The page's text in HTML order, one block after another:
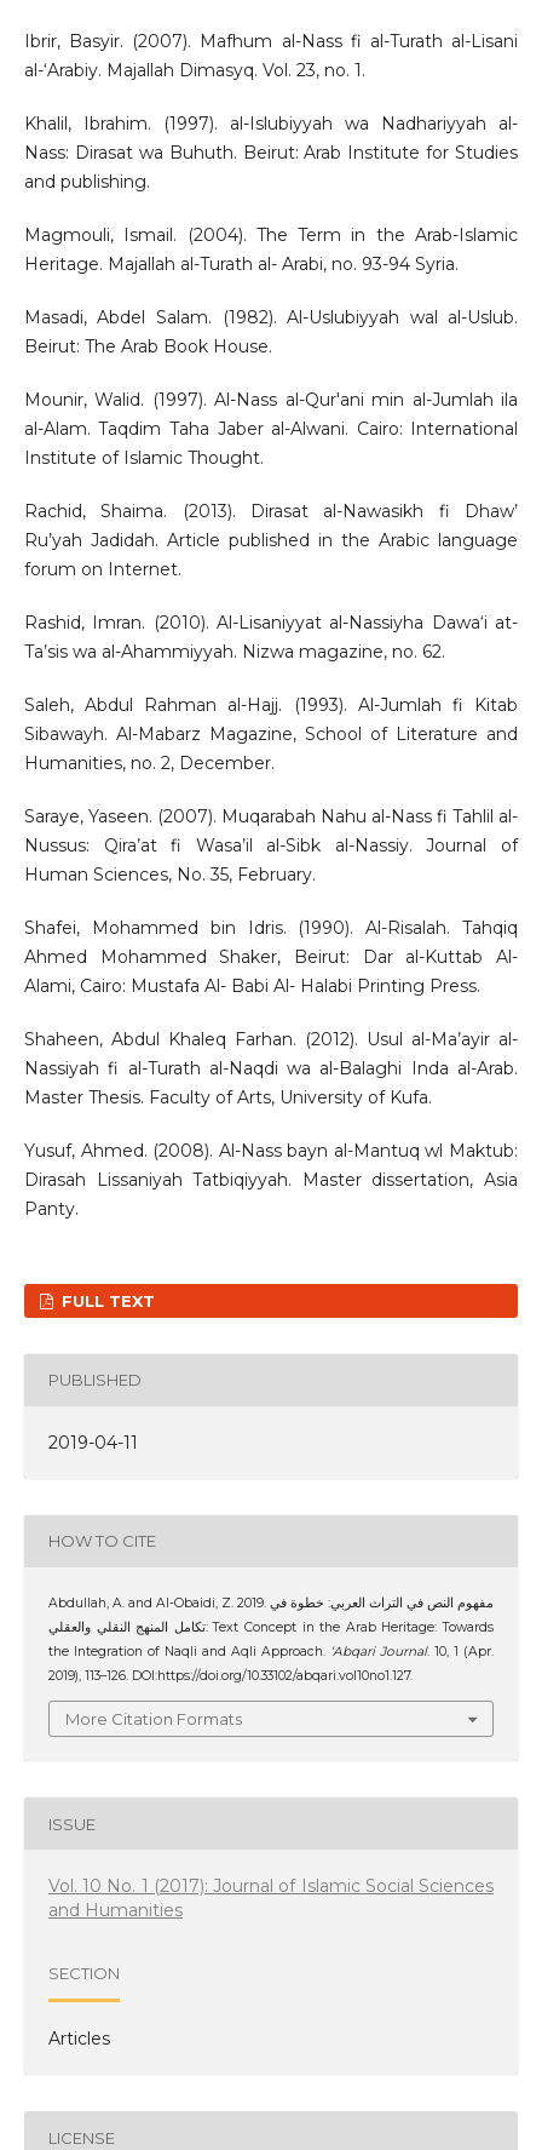
Ibrir, Basyir. (2007). Mafhum al-Nass fi al-Turath al-Lisani
al-‘Arabiy. Majallah Dimasyq. Vol. 23, no. 1.
Khalil, Ibrahim. (1997). al-Islubiyyah wa Nadhariyyah al-
Nass: Dirasat wa Buhuth. Beirut: Arab Institute for Studies
and publishing.
Magmouli, Ismail. (2004). The Term in the Arab-Islamic
Heritage. Majallah al-Turath al- Arabi, no. 93-94 Syria.
Masadi, Abdel Salam. (1982). Al-Uslubiyyah wal al-Uslub.
Beirut: The Arab Book House.
Mounir, Walid. (1997). Al-Nass al-Qur'ani min al-Jumlah ila
al-Alam. Taqdim Taha Jaber al-Alwani. Cairo: International
Institute of Islamic Thought.
Rachid, Shaima. (2013). Dirasat al-Nawasikh fi Dhaw’
Ru’yah Jadidah. Article published in the Arabic language
forum on Internet.
Rashid, Imran. (2010). Al-Lisaniyyat al-Nassiyha Dawa‘i at-
Ta’sis wa al-Ahammiyyah. Nizwa magazine, no. 62.
Saleh, Abdul Rahman al-Hajj. (1993). Al-Jumlah fi Kitab
Sibawayh. Al-Mabarz Magazine, School of Literature and
Humanities, no. 2, December.
Saraye, Yaseen. (2007). Muqarabah Nahu al-Nass fi Tahlil al-
Nussus: Qira’at fi Wasa’il al-Sibk al-Nassiy. Journal of
Human Sciences, No. 35, February.
Shafei, Mohammed bin Idris. (1990). Al-Risalah. Tahqiq
Ahmed Mohammed Shaker, Beirut: Dar al-Kuttab Al-
Alami, Cairo: Mustafa Al- Babi Al- Halabi Printing Press.
Shaheen, Abdul Khaleq Farhan. (2012). Usul al-Ma’ayir al-
Nassiyah fi al-Turath al-Naqdi wa al-Balaghi Inda al-Arab.
Master Thesis. Faculty of Arts, University of Kufa.
Yusuf, Ahmed. (2008). Al-Nass bayn al-Mantuq wl Maktub:
Dirasah Lissaniyah Tatbiqiyyah. Master dissertation, Asia
Panty.
FULL TEXT
PUBLISHED
2019-04-11
HOW TO CITE
Abdullah, A. and Al-Obaidi, Z. 2019. مفهوم النص في التراث العربي: خطوة في
تكامل المنهج النقلي والعقلي: Text Concept in the Arab Heritage: Towards
the Integration of Naqli and Aqli Approach. ‘Abqari Journal. 10, 1 (Apr.
2019), 113–126. DOI:https://doi.org/10.33102/abqari.vol10no1.127.
More Citation Formats
ISSUE
Vol. 10 No. 1 (2017): Journal of Islamic Social Sciences
and Humanities
SECTION
Articles
LICENSE